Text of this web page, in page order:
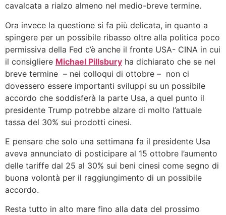
cavalcata a rialzo almeno nel medio-breve termine.
Ora invece la questione si fa più delicata, in quanto a
spingere per un possibile ribasso oltre alla politica poco
permissiva della Fed c’è anche il fronte USA- CINA in cui
il consigliere Michael Pillsbury ha dichiarato che se nel
breve termine – nei colloqui di ottobre – non ci
dovessero essere importanti sviluppi su un possibile
accordo che soddisferà la parte Usa, a quel punto il
presidente Trump potrebbe alzare di molto l’attuale
tassa del 30% sui prodotti cinesi.
E pensare che solo una settimana fa il presidente Usa
aveva annunciato di posticipare al 15 ottobre l’aumento
delle tariffe dal 25 al 30% sui beni cinesi come segno di
buona volontà per il raggiungimento di un possibile
accordo.
Resta tutto in alto mare fino alla data del prossimo